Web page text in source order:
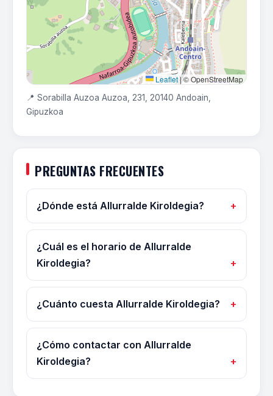
Leaflet|© OpenStreetMap
📍 Sorabilla Auzoa Auzoa, 231, 20140 Andoain,
Gipuzkoa
PREGUNTAS FRECUENTES
¿Dónde está Allurralde Kiroldegia?
¿Cuál es el horario de Allurralde
Kiroldegia?
¿Cuánto cuesta Allurralde Kiroldegia?
¿Cómo contactar con Allurralde
Kiroldegia?